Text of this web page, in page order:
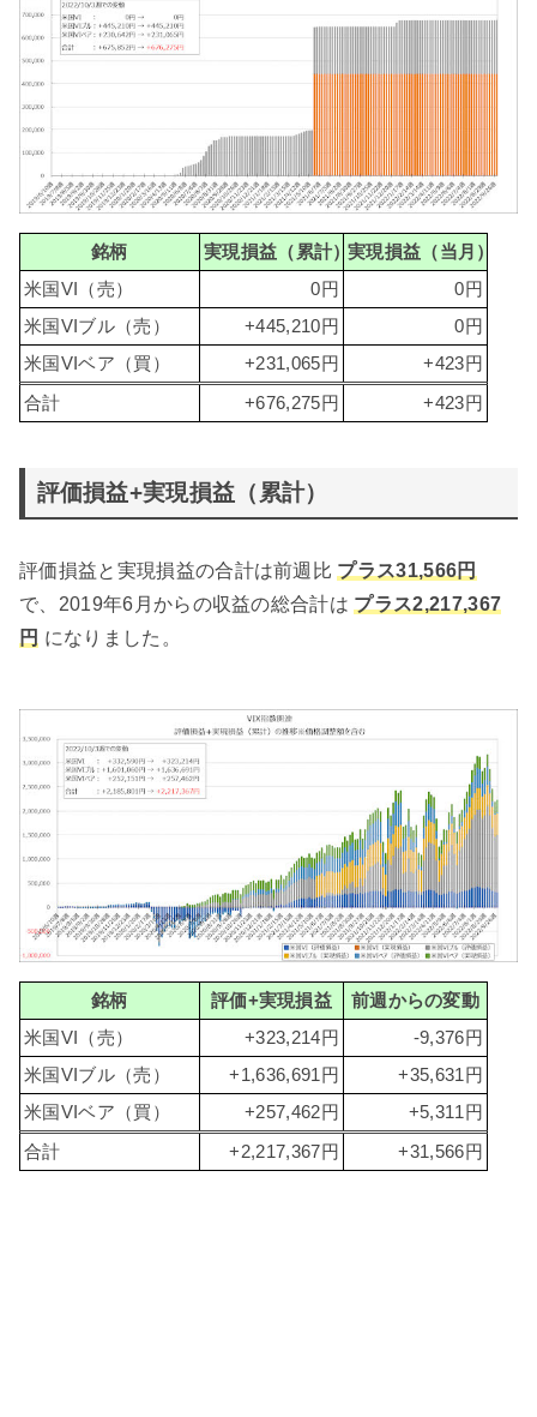
銘柄 実現損益（累計）実現損益（当月）
米国VI（売）
0円
0円
米国VIブル（売）
+445,210円
0円
米国VIベア（買）
+231,065円 +423円
合計 +676,275円 +423円
評価損益+実現損益（累計）
評価損益と実現損益の合計は前週比 プラス31,566円
で、2019年6月からの収益の総合計は プラス2,217,367
円 になりました。
銘柄 評価+実現損益
前週からの変動
米国VI（売）
+323,214円
-9,376円
米国VIブル（売）
+1,636,691円
+35,631円
米国VIベア（買）
+257,462円 +5,311円
合計 +2,217,367円 +31,566円